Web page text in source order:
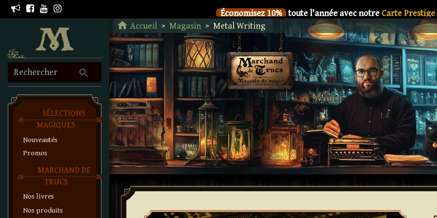
Économisez 10% toute l'année avec notre Carte Prestige
SIX Le nouveau livre deDani DaOrtiz en précommande
Économisez 10%
toute l'année avec notreCarte Prestige
SIX Le nouveau livre deDani DaOrtiz en précommande
Économisez 10% toute l'année avec notreCarte Prestige
SIX Le nouveau livre deDani DaOrtiz en précommande
Économisez 10%
toute l'année avec notre Carte Prestige
SIX Le nouveau livre deDani DaOrtiz en précommande
Économisez 10% toute l'année avec notreCarte Prestige
SIX Le nouveau livre deDani DaOrtiz en précommande
search
Rechercher
SÉLECTIONS
MAGIQUES
Nouveautés
Promos
MARCHAND DE
TRUCS
Nos livres
Nos produits
home Accueil Magasin Metal Writing
Retour à l'accueil